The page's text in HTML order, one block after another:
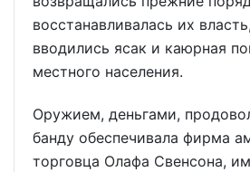
восстанавливалась их
вводились ясак и каюрная
местного населения.
Оружием, деньгами,
банду обеспечивала фирма
торговца Олафа Свенсона,